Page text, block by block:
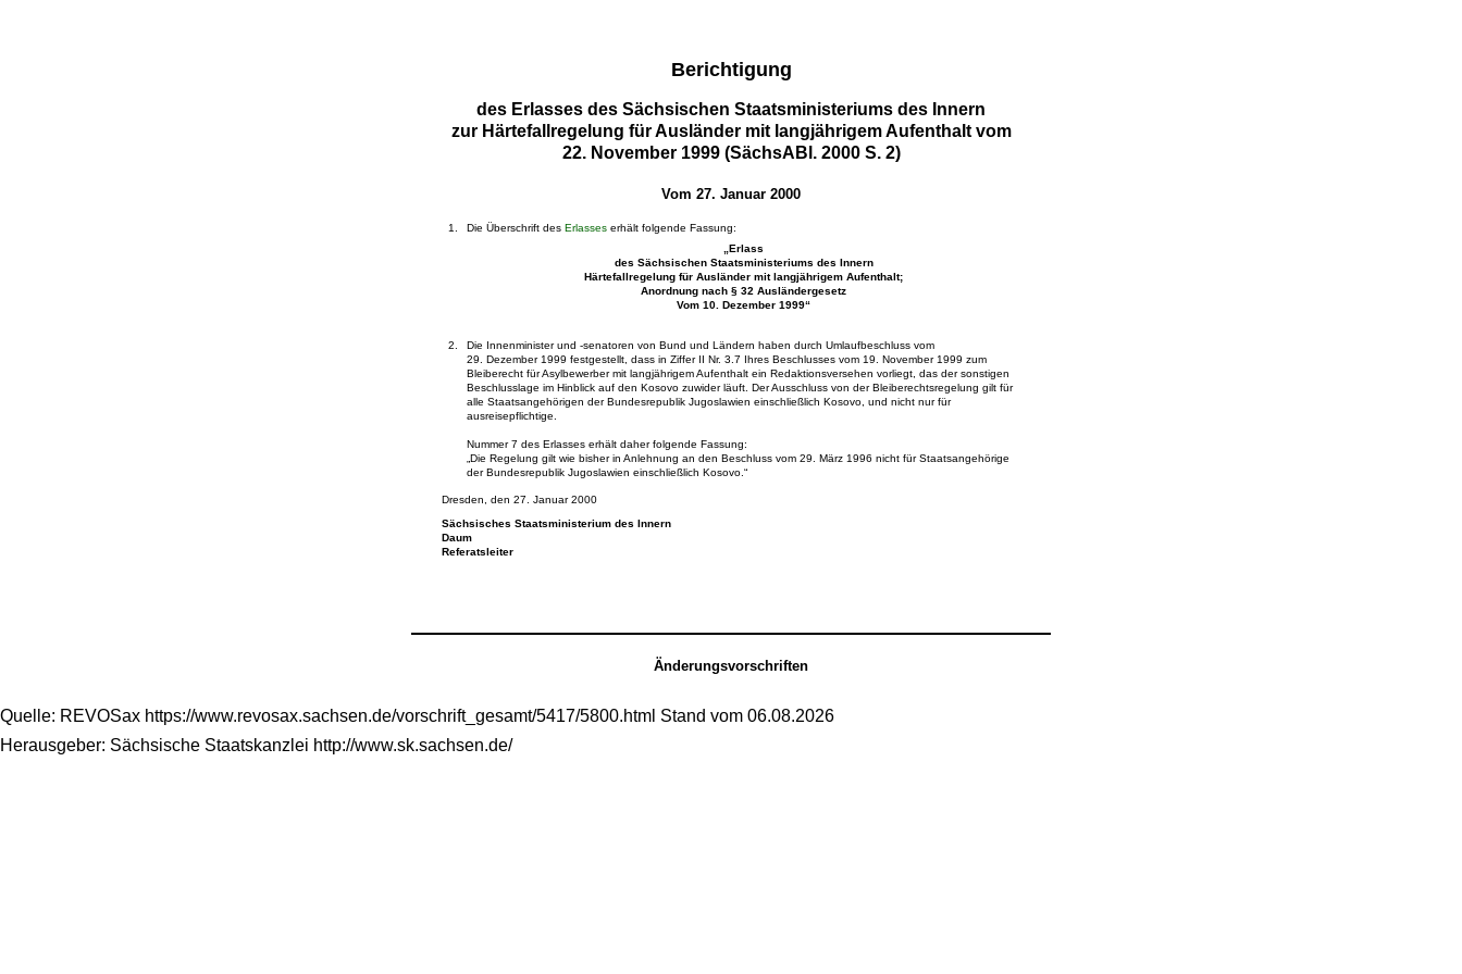
Berichtigung
des Erlasses des Sächsischen Staatsministeriums des Innern
zur Härtefallregelung für Ausländer mit langjährigem Aufenthalt vom
22. November 1999 (SächsABl. 2000 S. 2)
Vom 27. Januar 2000
Die Überschrift desErlasses erhält folgende Fassung:
„Erlass
des Sächsischen Staatsministeriums des Innern
Härtefallregelung für Ausländer mit langjährigem Aufenthalt;
Anordnung nach § 32 Ausländergesetz
Vom 10. Dezember 1999“
Die Innenminister und -senatoren von Bund und Ländern haben durch Umlaufbeschluss vom
29. Dezember 1999 festgestellt, dass in Ziffer II Nr. 3.7 Ihres Beschlusses vom 19. November 1999 zum
Bleiberecht für Asylbewerber mit langjährigem Aufenthalt ein Redaktionsversehen vorliegt, das der sonstigen
Beschlusslage im Hinblick auf den Kosovo zuwider läuft. Der Ausschluss von der Bleiberechtsregelung gilt für
alle Staatsangehörigen der Bundesrepublik Jugoslawien einschließlich Kosovo, und nicht nur für
ausreisepflichtige.
Nummer 7 des Erlasses erhält daher folgende Fassung:
„Die Regelung gilt wie bisher in Anlehnung an den Beschluss vom 29. März 1996 nicht für Staatsangehörige
der Bundesrepublik Jugoslawien einschließlich Kosovo.“
Dresden, den 27. Januar 2000
Sächsisches Staatsministerium des Innern
Daum
Referatsleiter
Änderungsvorschriften
Quelle: REVOSax https://www.revosax.sachsen.de/vorschrift_gesamt/5417/5800.html Stand vom 06.08.2026
Herausgeber: Sächsische Staatskanzlei http://www.sk.sachsen.de/